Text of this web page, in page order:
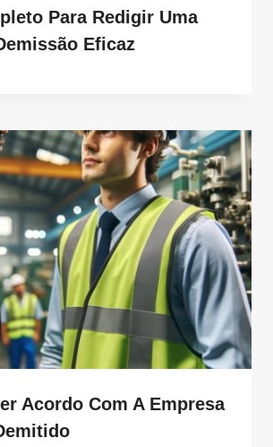
Para Redigir Uma
Eficaz
Acordo Com A Empresa